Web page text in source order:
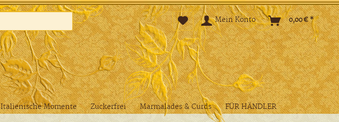
Mein Konto 0,00 € *
Italienische Momente Zuckerfrei Marmalades & Curds FÜR HÄNDLER